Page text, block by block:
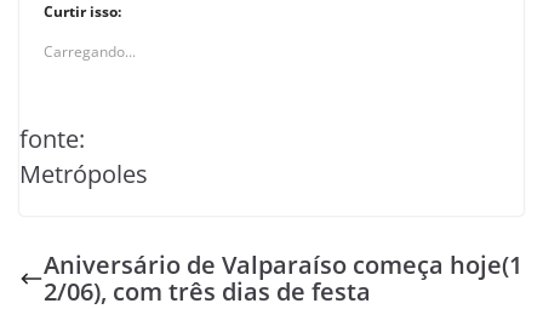
Curtir isso:
Carregando...
fonte:
Metrópoles
Aniversário de Valparaíso começa hoje(1
2/06), com três dias de festa